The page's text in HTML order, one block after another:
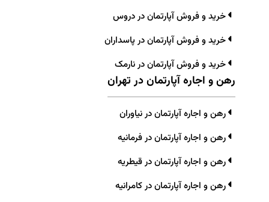
خرید و فروش آپارتمان در دروس
خرید و فروش آپارتمان در پاسداران
خرید و فروش آپارتمان در نارمک
رهن و اجاره آپارتمان در تهران
رهن و اجاره آپارتمان در نیاوران
رهن و اجاره آپارتمان در فرمانیه
رهن و اجاره آپارتمان در قیطریه
رهن و اجاره آپارتمان در کامرانیه